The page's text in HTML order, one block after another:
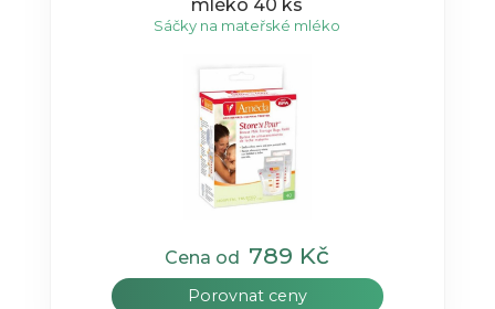
mléko 40 ks
Sáčky na mateřské mléko
Cena od 789 Kč
Porovnat ceny